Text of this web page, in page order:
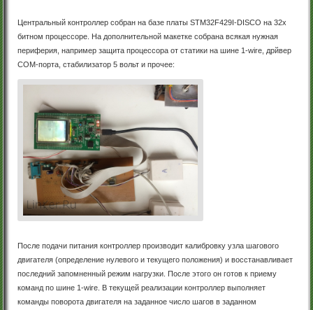
Центральный контроллер собран на базе платы STM32F429I-DISCO на 32х
битном процессоре. На дополнительной макетке собрана всякая нужная
периферия, например защита процессора от статики на шине 1-wire, дрйвер
COM-порта, стабилизатор 5 вольт и прочее:
После подачи питания контроллер производит калибровку узла шагового
двигателя (определение нулевого и текущего положения) и восстанавливает
последний запомненный режим нагрузки. После этого он готов к приему
команд по шине 1-wire. В текущей реализации контроллер выполняет
команды поворота двигателя на заданное число шагов в заданном